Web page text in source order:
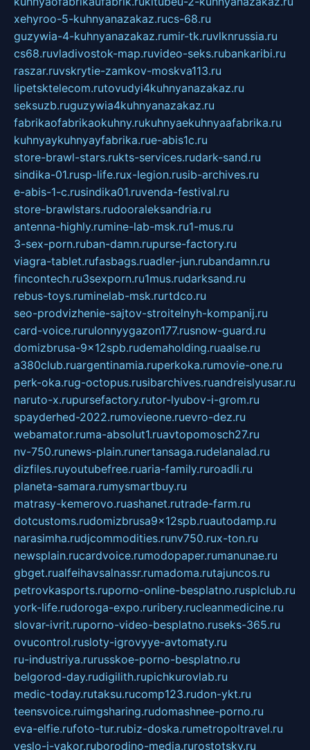
xehyroo-5-kuhnyanazakaz.rucs-68.ru
guzywia-4-kuhnyanazakaz.rumir-tk.ruvlknrussia.ru
cs68.ruvladivostok-map.ruvideo-seks.rubankaribi.ru
raszar.ruvskrytie-zamkov-moskva113.ru
lipetsktelecom.rutovudyi4kuhnyanazakaz.ru
seksuzb.ruguzywia4kuhnyanazakaz.ru
fabrikaofabrikaokuhny.rukuhnyaekuhnyaafabrika.ru
kuhnyaykuhnyayfabrika.rue-abis1c.ru
store-brawl-stars.rukts-services.rudark-sand.ru
sindika-01.rusp-life.rux-legion.rusib-archives.ru
e-abis-1-c.rusindika01.ruvenda-festival.ru
store-brawlstars.rudooraleksandria.ru
antenna-highly.rumine-lab-msk.ru1-mus.ru
3-sex-porn.ruban-damn.rupurse-factory.ru
viagra-tablet.rufasbags.ruadler-jun.rubandamn.ru
fincontech.ru3sexporn.ru1mus.rudarksand.ru
rebus-toys.ruminelab-msk.rurtdco.ru
seo-prodvizhenie-sajtov-stroitelnyh-kompanij.ru
card-voice.rurulonnyygazon177.rusnow-guard.ru
domizbrusa-9x12spb.rudemaholding.ruaalse.ru
a380club.ruargentinamia.ruperkoka.rumovie-one.ru
perk-oka.rug-octopus.rusibarchives.ruandreislyusar.ru
naruto-x.rupursefactory.rutor-lyubov-i-grom.ru
spayderhed-2022.rumovieone.ruevro-dez.ru
webamator.ruma-absolut1.ruavtopomosch27.ru
nv-750.runews-plain.runertansaga.rudelanalad.ru
dizfiles.ruyoutubefree.ruaria-family.ruroadli.ru
planeta-samara.rumysmartbuy.ru
matrasy-kemerovo.ruashanet.rutrade-farm.ru
dotcustoms.rudomizbrusa9x12spb.ruautodamp.ru
narasimha.rudjcommodities.runv750.rux-ton.ru
newsplain.rucardvoice.rumodopaper.rumanunae.ru
gbget.rualfeihavsalnassr.rumadoma.rutajuncos.ru
petrovkasports.ruporno-online-besplatno.rusplclub.ru
york-life.rudoroga-expo.ruribery.rucleanmedicine.ru
slovar-ivrit.ruporno-video-besplatno.ruseks-365.ru
ovucontrol.rusloty-igrovyye-avtomaty.ru
ru-industriya.rurusskoe-porno-besplatno.ru
belgorod-day.rudigilith.rupichkurovlab.ru
medic-today.rutaksu.rucomp123.rudon-ykt.ru
teensvoice.ruimgsharing.rudomashnee-porno.ru
eva-elfie.rufoto-tur.rubiz-doska.rumetropoltravel.ru
veslo-i-yakor.ruborodino-media.rurostotsky.ru